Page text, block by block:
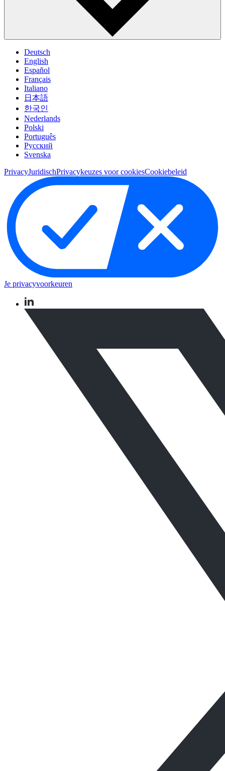
Deutsch
English
Español
Français
Italiano
日本語
한국인
Nederlands
Polski
Português
Pусский
Svenska
PrivacyJuridischPrivacykeuzes voor cookiesCookiebeleid
Je privacyvoorkeuren